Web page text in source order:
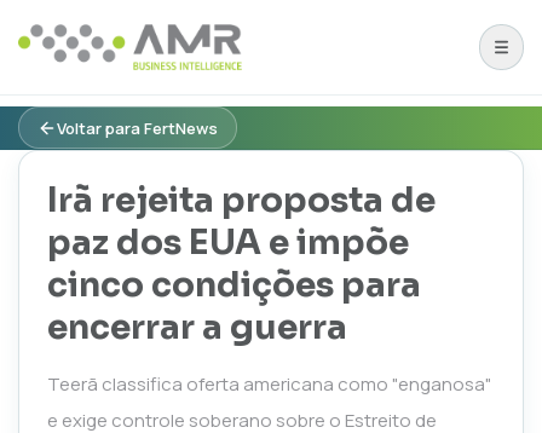
Voltar para FertNews
Irã rejeita proposta de
paz dos EUA e impõe
cinco condições para
encerrar a guerra
Teerã classifica oferta americana como "enganosa"
e exige controle soberano sobre o Estreito de